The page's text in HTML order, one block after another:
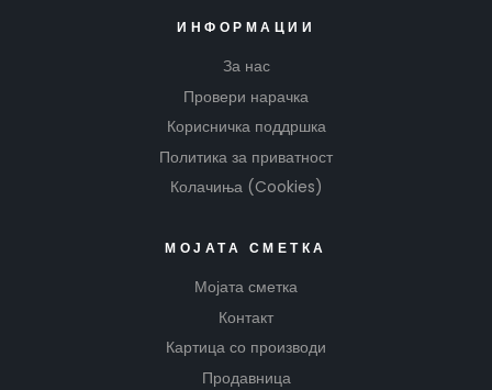
ИНФОРМАЦИИ
За нас
Провери нарачка
Корисничка поддршка
Политика за приватност
Колачиња (Cookies)
МОЈАТА СМЕТКА
Мојата сметка
Контакт
Картица со производи
Продавница